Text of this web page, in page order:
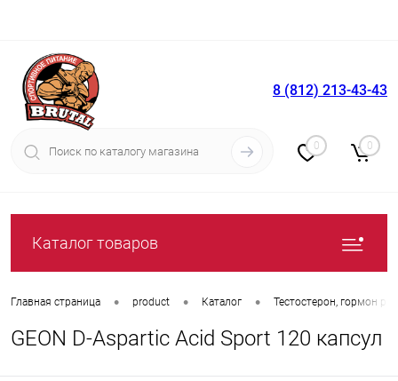
Вход Регистрация
8 (812) 213-43-43
0 0
Каталог товаров
Главная страница • product • Каталог • Тестостерон, гормон
GEON D-Aspartic Acid Sport 120 капсул